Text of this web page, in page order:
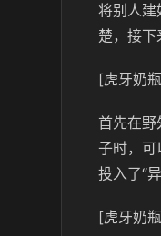
将别人建
楚，接下
[虎牙奶
首先在
子时，可
投入了“
[虎牙奶